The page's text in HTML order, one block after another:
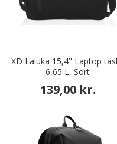
XD Laluka 15,4" Laptop
6,65 L, Sort
139,00 kr.